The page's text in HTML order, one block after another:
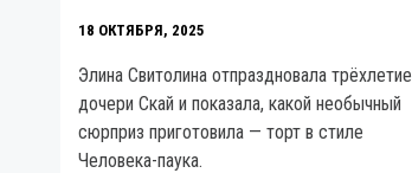
18 ОКТЯБРЯ, 2025
Элина Свитолина отпраздновала трёхлетие
дочери Скай и показала, какой необычный
сюрприз приготовила — торт в стиле
Человека-паука.